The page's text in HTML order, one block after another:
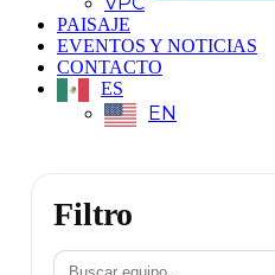
PAISAJE
EVENTOS Y NOTICIAS
CONTACTO
ES
EN
Filtro